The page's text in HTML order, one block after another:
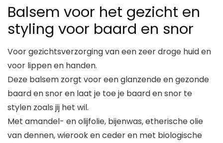
Balsem voor het gezicht en
styling voor baard en snor
Voor gezichtsverzorging van een zeer droge huid en
voor lippen en handen.
Deze balsem zorgt voor een glanzende en gezonde
baard en snor en laat je toe je baard en snor te
stylen zoals jij het wil.
Met amandel- en olijfolie, bijenwas, etherische olie
van dennen, wierook en ceder en met biologische